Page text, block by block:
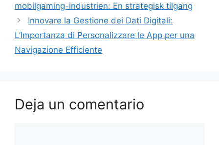
mobilgaming-industrien: En strategisk tilgang
Innovare la Gestione dei Dati Digitali:
L’Importanza di Personalizzare le App per una
Navigazione Efficiente
Deja un comentario